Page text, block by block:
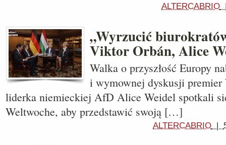
ALTERCABRIO
„Wyrzucić
Viktor Orbán, Alice
Walka o przyszłość Europy
i wymownej dyskusji
liderka niemieckiej AfD Alice Weidel spotkali
Weltwoche, aby przedstawić swoją […]
ALTERCABRIO |